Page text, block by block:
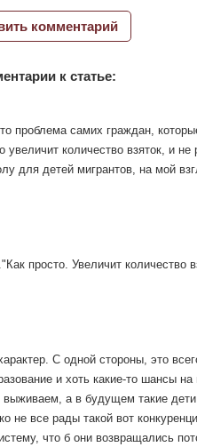
комментарий
к статье:
проблема самих граждан,
количество взяток, и
для детей мигрантов, на мой
просто. Увеличит
С одной стороны, это
и хоть какие-то шансы
а в будущем такие
не все рады такой вот
что б они возвращались